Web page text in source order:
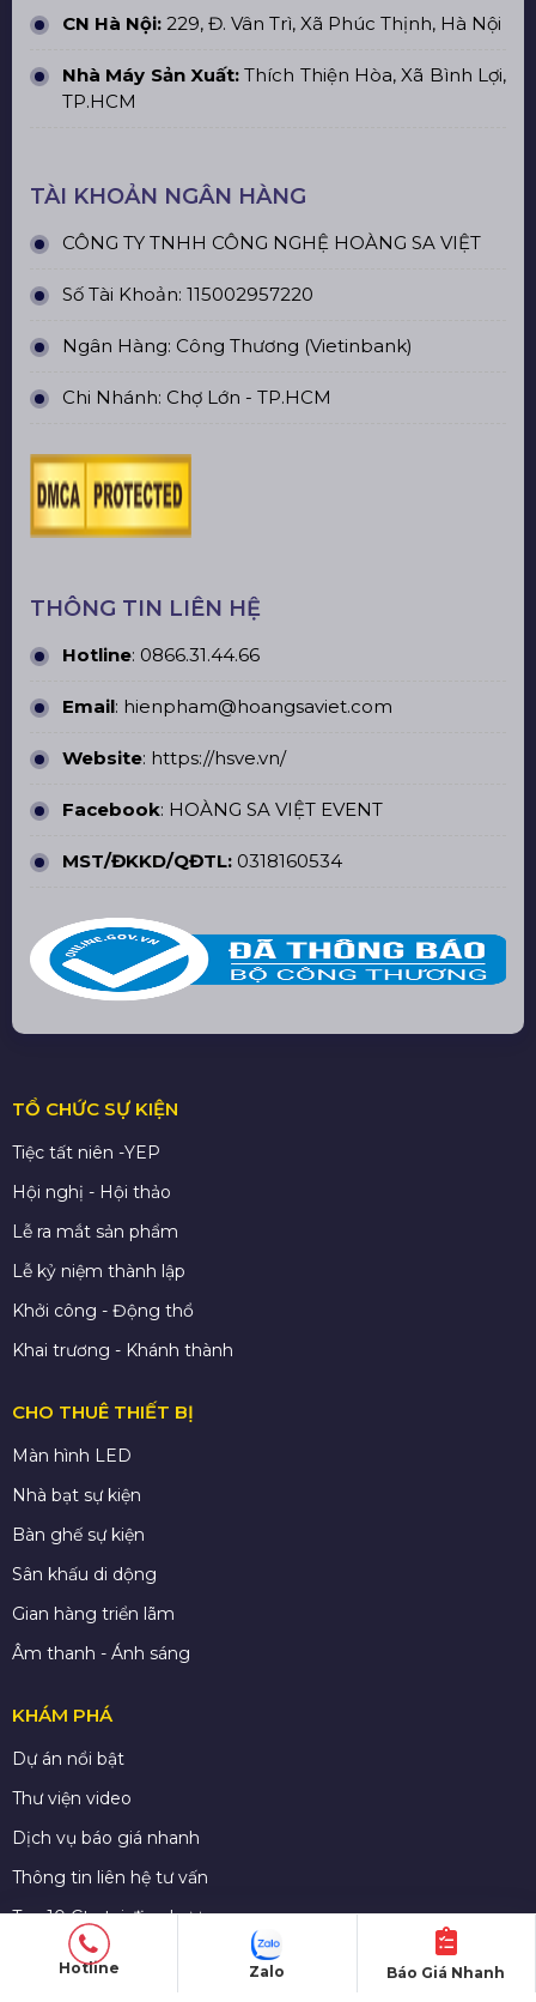
CN Hà Nội: 229, Đ. Vân Trì, Xã Phúc Thịnh, Hà Nội
Nhà Máy Sản Xuất: Thích Thiện Hòa, Xã Bình Lợi,
TP.HCM
TÀI KHOẢN NGÂN HÀNG
CÔNG TY TNHH CÔNG NGHỆ HOÀNG SA VIỆT
Số Tài Khoản: 115002957220
Ngân Hàng: Công Thương (Vietinbank)
Chi Nhánh: Chợ Lớn - TP.HCM
THÔNG TIN LIÊN HỆ
Hotline: 0866.31.44.66
Email: hienpham@hoangsaviet.com
Website: https://hsve.vn/
Facebook: HOÀNG SA VIỆT EVENT
MST/ĐKKD/QĐTL: 0318160534
TỔ CHỨC SỰ KIỆN
Tiệc tất niên -YEP
Hội nghị - Hội thảo
Lễ ra mắt sản phẩm
Lễ kỷ niệm thành lập
Khởi công - Động thổ
Khai trương - Khánh thành
CHO THUÊ THIẾT BỊ
Màn hình LED
Nhà bạt sự kiện
Bàn ghế sự kiện
Sân khấu di dộng
Gian hàng triển lãm
Âm thanh - Ánh sáng
KHÁM PHÁ
Dự án nổi bật
Thư viện video
Dịch vụ báo giá nhanh
Thông tin liên hệ tư vấn
Top 10 Cty tại địa phương
Tin tức - Kinh nghiệm sự kiện
Hotline Báo Giá Nhanh
Zalo